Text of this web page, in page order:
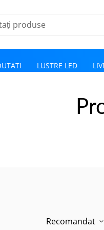
produse
LUSTRE LED
Recomandat